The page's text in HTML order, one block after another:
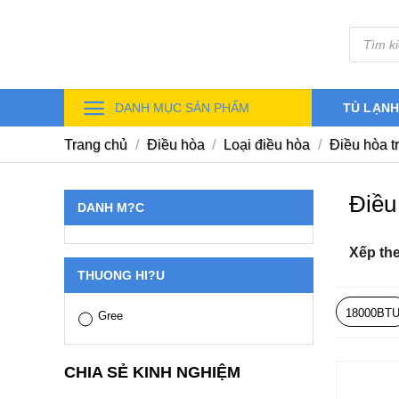
Tìm
kiếm
sản
DANH MỤC SẢN PHẨM TỦ LẠNH
Trang chủ / Điều hòa / Loại điều hòa / Điều hòa
DANH M?C
THUONG HI?U
Gree
CHIA SẺ KINH NGHIỆM
Điều
Xếp
18000BTU